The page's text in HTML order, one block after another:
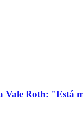
Vale Roth: "Está